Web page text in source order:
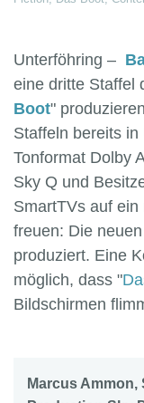
Unterföhring –
eine dritte Staffel
Boot"
Staffeln bereits
Tonformat Dolby
Sky Q und
SmartTVs auf
freuen: Die
produziert. Eine
möglich, dass "
Bildschirmen
Marcus Ammon,